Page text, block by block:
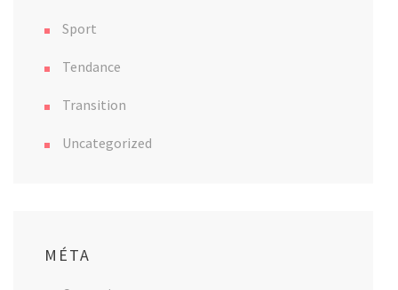
Sport
Tendance
Transition
Uncategorized
MÉTA